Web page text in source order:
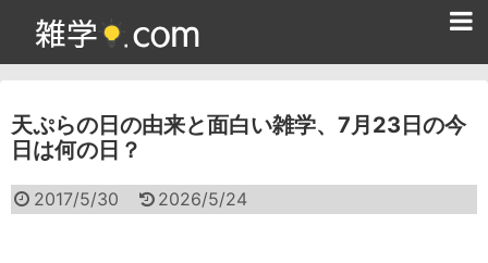
天ぷらの日の由来と面白い雑学、7月23日の今
日は何の日？
2017/5/30 2026/5/24
雑学クイズ問題集
面白い雑学